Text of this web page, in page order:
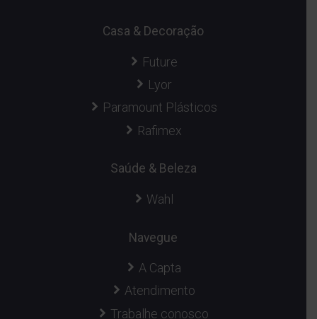
Casa & Decoração
Future
Lyor
Paramount Plásticos
Rafimex
Saúde & Beleza
Wahl
Navegue
A Capta
Atendimento
Trabalhe conosco